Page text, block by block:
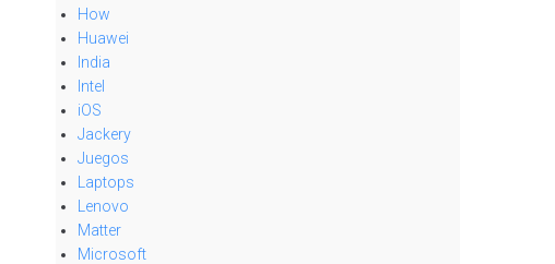
How
Huawei
India
Intel
iOS
Jackery
Juegos
Laptops
Lenovo
Matter
Microsoft